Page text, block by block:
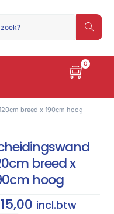
0
breed x 190cm hoog
breed x
hoog
15,00 incl.btw